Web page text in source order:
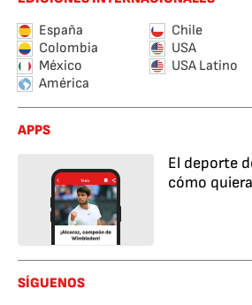
España
Chile
Colombia
USA
México
USA Latino
América
APPS
El deporte
cómo
SÍGUENOS